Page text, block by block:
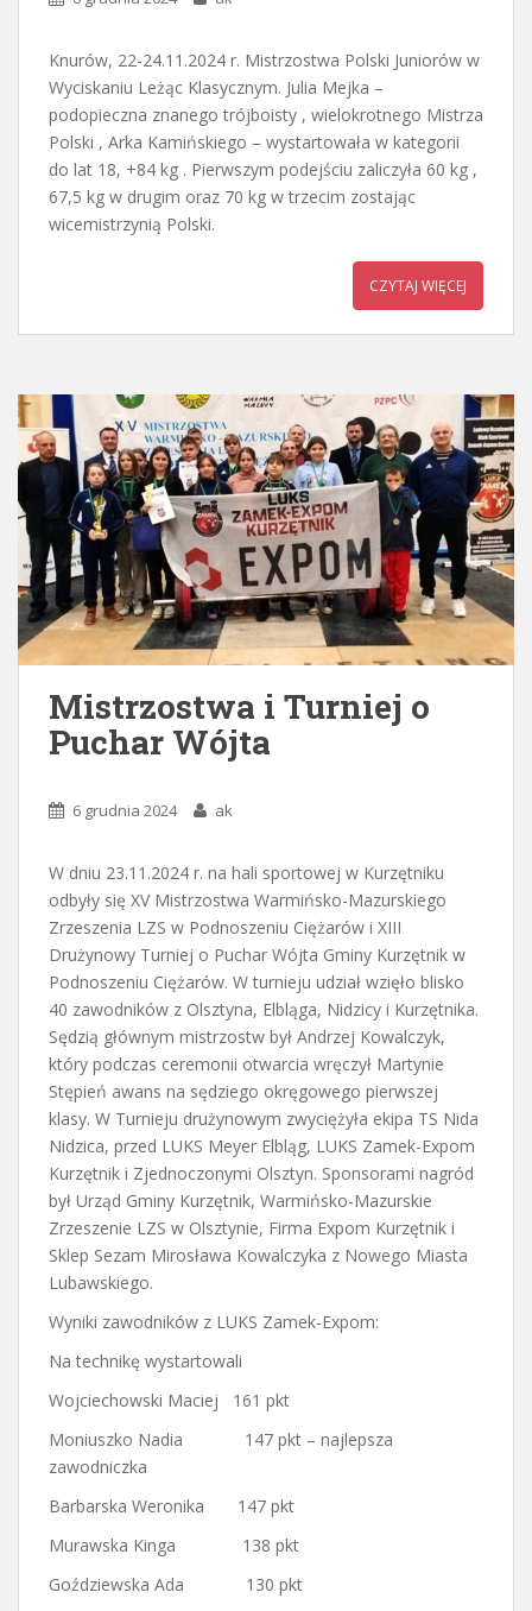
Knurów, 22-24.11.2024 r. Mistrzostwa Polski Juniorów w
Wyciskaniu Leżąc Klasycznym. Julia Mejka –
podopieczna znanego trójboisty , wielokrotnego Mistrza
Polski , Arka Kamińskiego – wystartowała w kategorii
do lat 18, +84 kg . Pierwszym podejściu zaliczyła 60 kg ,
67,5 kg w drugim oraz 70 kg w trzecim zostając
wicemistrzynią Polski.
CZYTAJ WIĘCEJ
Mistrzostwa i Turniej o
Puchar Wójta
6 grudnia 2024 ak
W dniu 23.11.2024 r. na hali sportowej w Kurzętniku
odbyły się XV Mistrzostwa Warmińsko-Mazurskiego
Zrzeszenia LZS w Podnoszeniu Ciężarów i XIII
Drużynowy Turniej o Puchar Wójta Gminy Kurzętnik w
Podnoszeniu Ciężarów. W turnieju udział wzięło blisko
40 zawodników z Olsztyna, Elbląga, Nidzicy i Kurzętnika.
Sędzią głównym mistrzostw był Andrzej Kowalczyk,
który podczas ceremonii otwarcia wręczył Martynie
Stępień awans na sędziego okręgowego pierwszej
klasy. W Turnieju drużynowym zwyciężyła ekipa TS Nida
Nidzica, przed LUKS Meyer Elbląg, LUKS Zamek-Expom
Kurzętnik i Zjednoczonymi Olsztyn. Sponsorami nagród
był Urząd Gminy Kurzętnik, Warmińsko-Mazurskie
Zrzeszenie LZS w Olsztynie, Firma Expom Kurzętnik i
Sklep Sezam Mirosława Kowalczyka z Nowego Miasta
Lubawskiego.
Wyniki zawodników z LUKS Zamek-Expom:
Na technikę wystartowali
Wojciechowski Maciej 161 pkt
Moniuszko Nadia 147 pkt – najlepsza
zawodniczka
Barbarska Weronika 147 pkt
Murawska Kinga 138 pkt
Goździewska Ada 130 pkt